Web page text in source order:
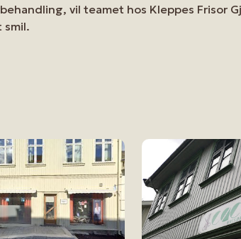
vil teamet hos Kleppes Frisor
smil.